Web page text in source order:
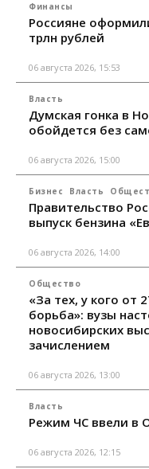
Финансы
Россияне
трлн рублей
06 августа 2026, 15:53
Власть
Думская гонка в
обойдется без
06 августа 2026, 15:00
Бизнес Власть
Правительство
выпуск бензина
06 августа 2026, 14:00
Общество
«За тех, у кого от
борьба»: вузы
новосибирских
зачислением
06 августа 2026, 13:00
Власть
Режим ЧС ввели в
06 августа 2026, 12:15